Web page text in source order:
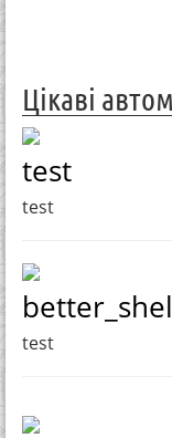
Цікаві
test
test
test